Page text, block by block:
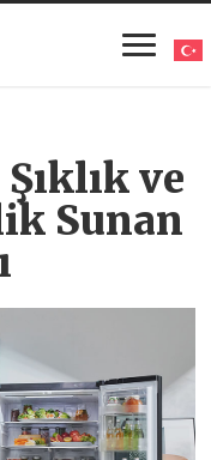
ve
Sunan